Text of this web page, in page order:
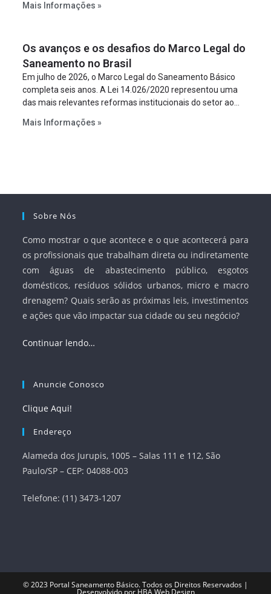
empreendimento. Ou seja, a suposta “fraude à licitação” é
projeto a projeto.
Mais Informações »
Os avanços e os desafios do Marco Legal do
Saneamento no Brasil
Em julho de 2026, o Marco Legal do Saneamento Básico
completa seis anos. A Lei 14.026/2020 representou uma
das mais relevantes reformas institucionais do setor ao
serviços, ampliar a participação da iniciativa privada,
Mais Informações »
Sobre Nós
Como mostrar o que acontece e o que acontecerá para
os profissionais que trabalham direta ou indiretamente
com águas de abastecimento público, esgotos
domésticos, resíduos sólidos urbanos, micro e macro
drenagem? Quais serão as próximas leis, investimentos
e ações que vão impactar sua cidade ou seu negócio?
Continuar lendo…
Anuncie Conosco
Clique Aqui!
Endereço
Alameda dos Jurupis, 1005 – Salas 111 e 112, São
Paulo/SP – CEP: 04088-003
Telefone: (11) 3473-1207
© 2023 Portal Saneamento Básico. Todos os Direitos Reservados |